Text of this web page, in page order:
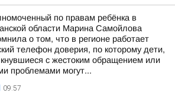
по правам ребёнка в
области Марина Самойлова
о том, что в регионе работает
телефон доверия, по которому дети,
с жестоким обращением или
проблемами могут...
09:57